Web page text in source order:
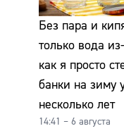
Без пара и
только вода
как я просто
банки на зиму
несколько лет
14:41 – 6 августа